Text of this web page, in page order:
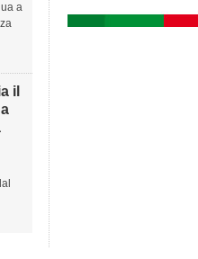
a
il